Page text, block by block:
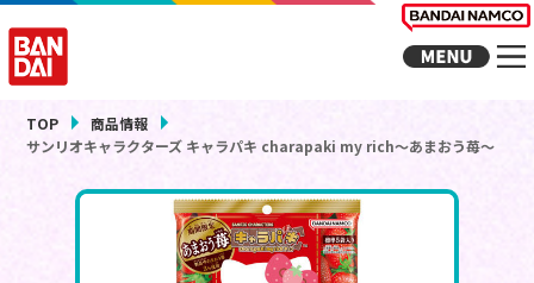
TOP
商品情報
サンリオキャラクターズ キャラパキ charapaki my rich～あまおう苺～